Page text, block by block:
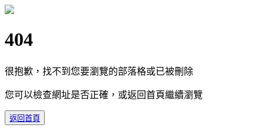
404
很抱歉，找不到您要瀏覽的部落格或已被刪除
您可以檢查網址是否正確，或返回首頁繼續瀏覽
返回首頁